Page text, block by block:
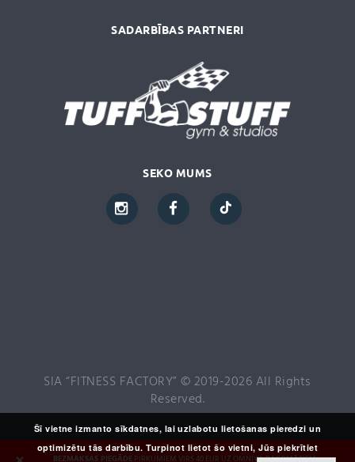
BEZMAKSAS PIEGĀDEPIRKUMIEM VIRS 40 EUR UZ OMNIVA PAKOMĀTIEM,
SADARBĪBAS PARTNERI
SEKO MUMS
SIA “FITNESS FACTORY” © 2019-2026 All Rights
Reserved.
Šī vietne izmanto sīkdatnes, lai uzlabotu lietošanas pieredzi un
optimizētu tās darbību. Turpinot lietot šo vietni, Jūs piekrītiet